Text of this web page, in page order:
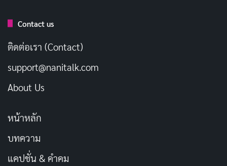
Contact us
ติดต่อเรา (Contact)
support@nanitalk.com
About Us
หน้าหลัก
บทความ
แคปชั่น & คำคม